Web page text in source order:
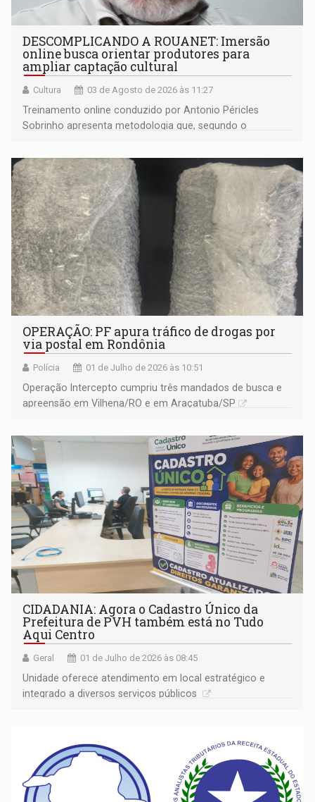
DESCOMPLICANDO A ROUANET: Imersão
online busca orientar produtores para
ampliar captação cultural
Cultura 03 de Agosto de 2026 às 11:27
Treinamento online conduzido por Antonio Péricles
Sobrinho apresenta metodologia que, segundo o
mais de R$ 16 milhões em recursos
OPERAÇÃO: PF apura tráfico de drogas por
via postal em Rondônia
Polícia 01 de Julho de 2026 às 10:51
Operação Intercepto cumpriu três mandados de busca e
apreensão em Vilhena/RO e em Araçatuba/SP
CIDADANIA: Agora o Cadastro Único da
Prefeitura de PVH também está no Tudo
Aqui Centro
Geral 01 de Julho de 2026 às 08:45
Unidade oferece atendimento em local estratégico e
integrado a diversos serviços públicos